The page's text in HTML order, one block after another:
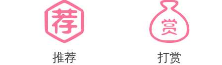
推荐 打赏